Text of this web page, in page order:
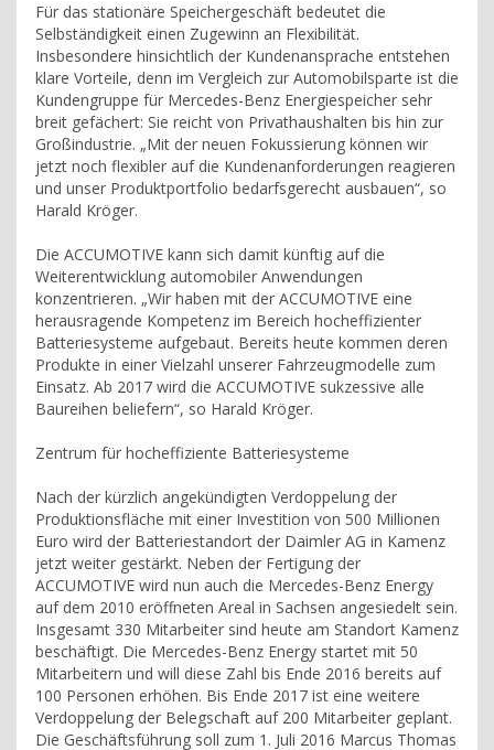
Für das stationäre Speichergeschäft bedeutet die
Selbständigkeit einen Zugewinn an Flexibilität.
Insbesondere hinsichtlich der Kundenansprache entstehen
klare Vorteile, denn im Vergleich zur Automobilsparte ist die
Kundengruppe für Mercedes-Benz Energiespeicher sehr
breit gefächert: Sie reicht von Privathaushalten bis hin zur
Großindustrie. „Mit der neuen Fokussierung können wir
jetzt noch flexibler auf die Kundenanforderungen reagieren
und unser Produktportfolio bedarfsgerecht ausbauen“, so
Harald Kröger.
Die ACCUMOTIVE kann sich damit künftig auf die
Weiterentwicklung automobiler Anwendungen
konzentrieren. „Wir haben mit der ACCUMOTIVE eine
herausragende Kompetenz im Bereich hocheffizienter
Batteriesysteme aufgebaut. Bereits heute kommen deren
Produkte in einer Vielzahl unserer Fahrzeugmodelle zum
Einsatz. Ab 2017 wird die ACCUMOTIVE sukzessive alle
Baureihen beliefern“, so Harald Kröger.
Zentrum für hocheffiziente Batteriesysteme
Nach der kürzlich angekündigten Verdoppelung der
Produktionsfläche mit einer Investition von 500 Millionen
Euro wird der Batteriestandort der Daimler AG in Kamenz
jetzt weiter gestärkt. Neben der Fertigung der
ACCUMOTIVE wird nun auch die Mercedes-Benz Energy
auf dem 2010 eröffneten Areal in Sachsen angesiedelt sein.
Insgesamt 330 Mitarbeiter sind heute am Standort Kamenz
beschäftigt. Die Mercedes-Benz Energy startet mit 50
Mitarbeitern und will diese Zahl bis Ende 2016 bereits auf
100 Personen erhöhen. Bis Ende 2017 ist eine weitere
Verdoppelung der Belegschaft auf 200 Mitarbeiter geplant.
Die Geschäftsführung soll zum 1. Juli 2016 Marcus Thomas